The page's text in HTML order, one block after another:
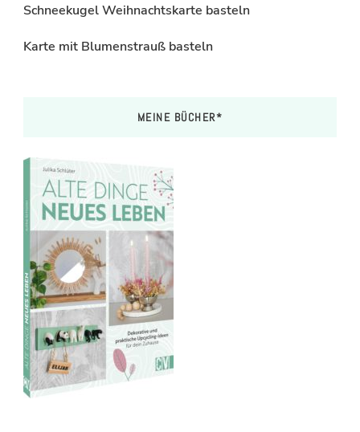
Schneekugel Weihnachtskarte basteln
Karte mit Blumenstrauß basteln
MEINE BÜCHER*